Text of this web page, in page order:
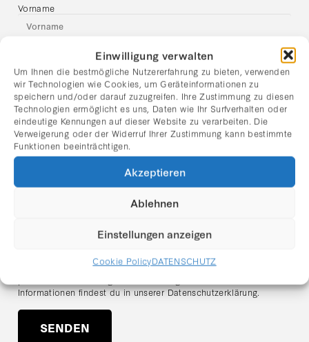
Einwilligung verwalten
Um Ihnen die bestmögliche Nutzererfahrung zu bieten, verwenden
wir Technologien wie Cookies, um Geräteinformationen zu
speichern und/oder darauf zuzugreifen. Ihre Zustimmung zu diesen
Technologien ermöglicht es uns, Daten wie Ihr Surfverhalten oder
eindeutige Kennungen auf dieser Website zu verarbeiten. Die
Verweigerung oder der Widerruf Ihrer Zustimmung kann bestimmte
Funktionen beeinträchtigen.
Akzeptieren
Ablehnen
Einstellungen anzeigen
Cookie PolicyDATENSCHUTZ
Vorname
E-Mail Adresse:
Ich habe die Datenschutzerklärung gelesen und stimme
dem Erhalt des Newsletters zu.
Ich stimme zu, dass meine angegebenen Daten zum Zweck des
Mailchimp (Intuit Inc., USA). Meine Daten
werden ausschließlich für den Versand des Newsletters
Einwilligung jederzeit über den Abmeldelink im Newsletter oder
Informationen findest du in unsererDatenschutzerklärung.